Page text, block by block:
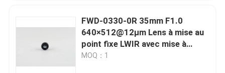
FWD-0330-0R 35mm F1.0
640×512@12μm Lens à mise au
point fixe LWIR avec mise à
niveau du germanium en
MOQ：1